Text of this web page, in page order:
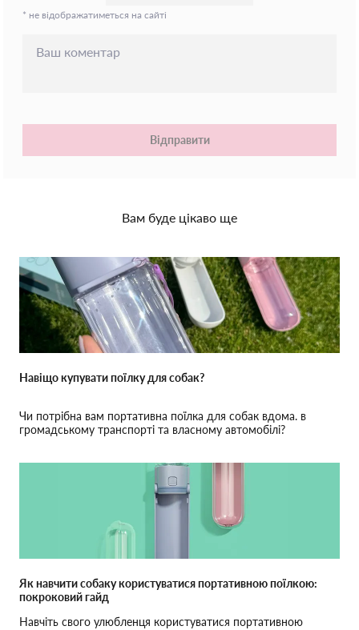
* не відображатиметься на сайті
Відправити
Вам буде цікаво ще
Навіщо купувати поїлку для собак?
Чи потрібна вам портативна поїлка для собак вдома. в
громадському транспорті та власному автомобілі?
Як навчити собаку користуватися портативною поїлкою:
покроковий гайд
Навчіть свого улюбленця користуватися портативною